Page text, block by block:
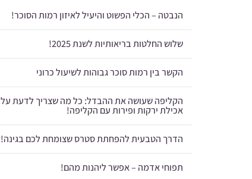
הנבטה – הכלי הפשוט והיעיל לאיזון רמות הסוכר!
שלוש החלטות בריאותיות לשנת 2025!
הקשר בין רמות סוכר גבוהות לשיעול כרוני
הקליפה שעושה את ההבדל: כל מה שצריך לדעת על
אכילת ירקות ופירות עם הקליפה!
הדרך הטבעית להפחתת סטרס שצומחת לכם בגינה!
תפוחי אדמה – אפשר ליהנות מהם!